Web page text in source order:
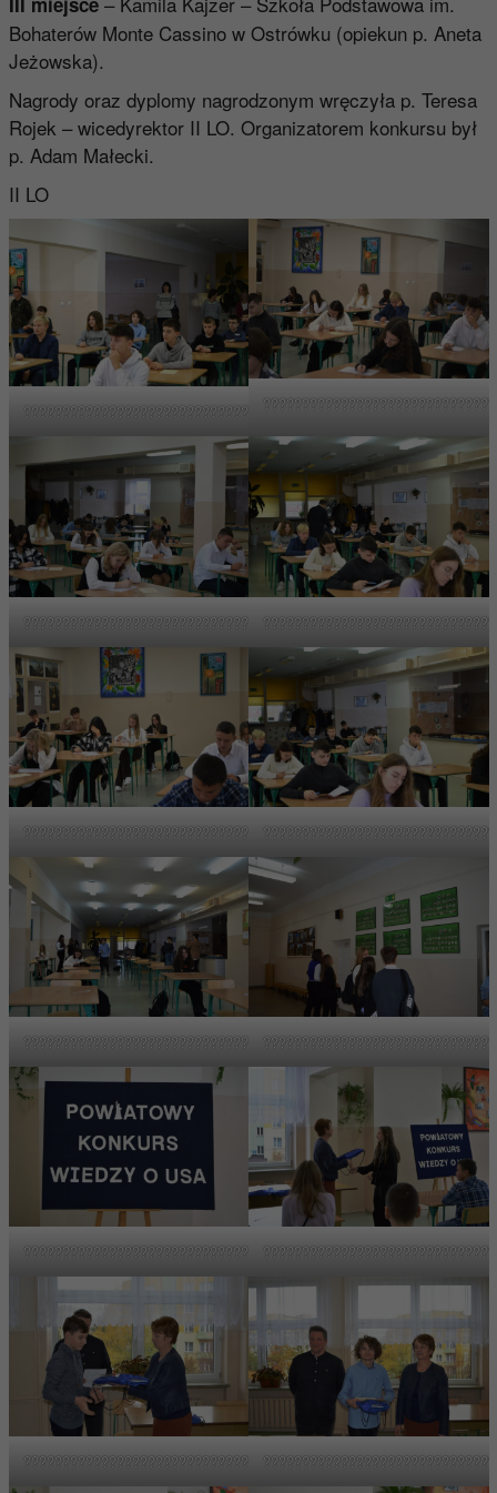
Bohaterów Monte Cassino w Ostrówku (opiekun p. Aneta
Jeżowska).
Nagrody oraz dyplomy nagrodzonym wręczyła p. Teresa
Rojek – wicedyrektor II LO. Organizatorem konkursu był
p. Adam Małecki.
II LO
????????????????????????????????????
????????????????????????????????????
????????????????????????????????????
????????????????????????????????????
????????????????????????????????????
????????????????????????????????????